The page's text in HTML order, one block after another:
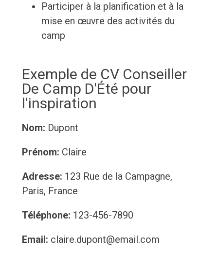
Participer à la planification et à la
mise en œuvre des activités du
camp
Exemple de CV Conseiller
De Camp D'Été pour
l'inspiration
Nom: Dupont
Prénom: Claire
Adresse: 123 Rue de la Campagne,
Paris, France
Téléphone: 123-456-7890
Email: claire.dupont@email.com